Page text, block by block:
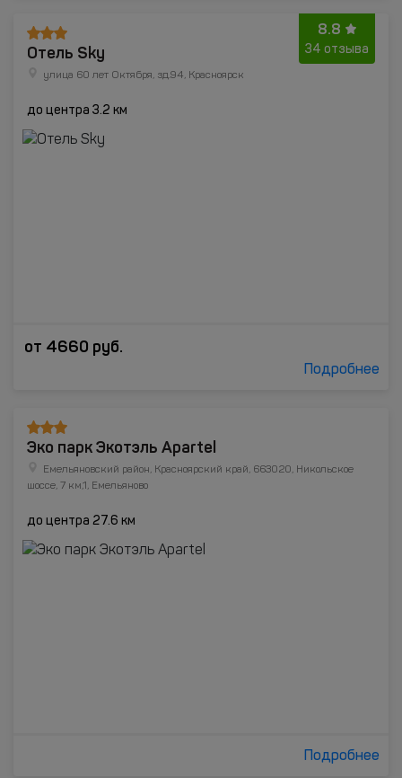
8.8
34 отзыва
Отель Sky
улица 60 лет Октября, зд.94, Красноярск
до центра 3.2 км
от 4660 руб.
Подробнее
Эко парк Экотэль Apartel
Емельяновский район, Красноярский край, 663020, Никольское
шоссе, 7 км,1, Емельяново
до центра 27.6 км
Подробнее